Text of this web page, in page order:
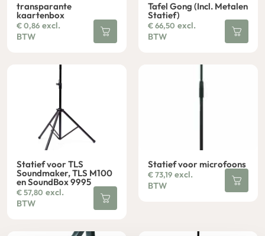
transparante
kaartenbox
€0,86 excl.
BTW
Tafel Gong (Incl. Metalen
Statief)
€66,50 excl.
BTW
Statief voor TLS
Soundmaker, TLS M100
en SoundBox 9995
€57,80 excl.
BTW
Statief voor microfoons
€73,19 excl.
BTW